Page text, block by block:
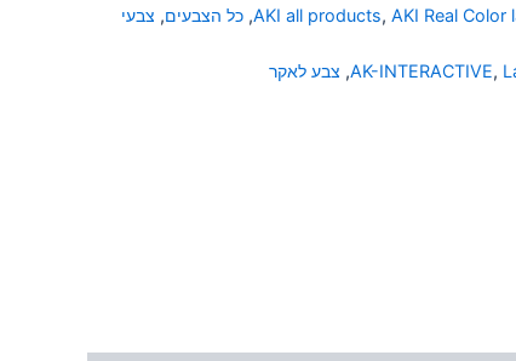
AKI all products, AKI Real Color
, כל הצבעים, צבעי
AK-INTERACTIVE,
, צבע לאקר